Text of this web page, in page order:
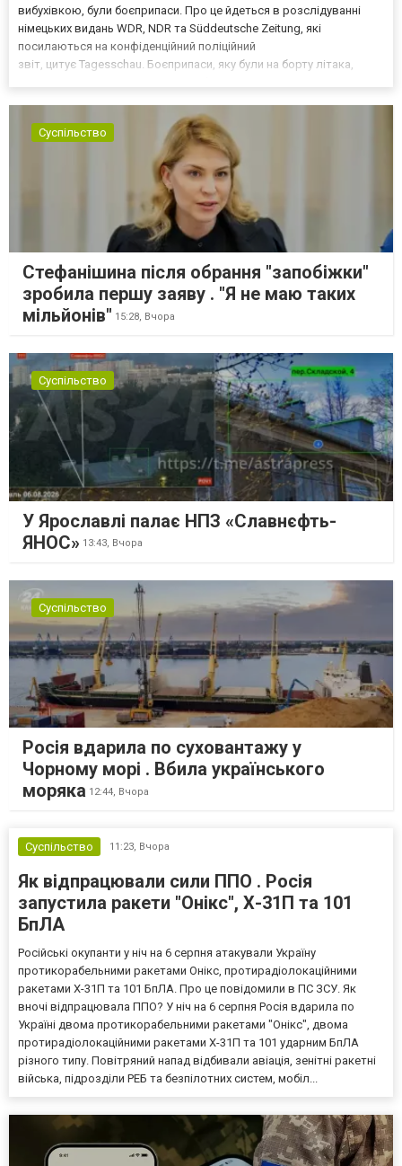
вибухівкою, були боєприпаси. Про це йдеться в розслідуванні
німецьких видань WDR, NDR та Süddeutsche Zeitung, які
посилаються на конфіденційний поліційний
звіт, цитує Tagesschau. Боєприпаси, яку були на борту літака,
Суспільство
Стефанішина після обрання "запобіжки"
зробила першу заяву . "Я не маю таких
мільйонів" 15:28, Вчора
Суспільство
У Ярославлі палає НПЗ «Славнєфть-
ЯНОС» 13:43, Вчора
Суспільство
Росія вдарила по суховантажу у
Чорному морі . Вбила українського
моряка 12:44, Вчора
Суспільство 11:23, Вчора
Як відпрацювали сили ППО . Росія
запустила ракети "Онікс", Х-31П та 101
БпЛА
Російські окупанти у ніч на 6 серпня атакували Україну
протикорабельними ракетами Онікс, протирадіолокаційними
ракетами Х-31П та 101 БпЛА. Про це повідомили в ПС ЗСУ. Як
вночі відпрацювала ППО? У ніч на 6 серпня Росія вдарила по
Україні двома протикорабельними ракетами "Онікс", двома
протирадіолокаційними ракетами Х-31П та 101 ударним БпЛА
різного типу. Повітряний напад відбивали авіація, зенітні ракетні
війська, підрозділи РЕБ та безпілотних систем, мобіл...